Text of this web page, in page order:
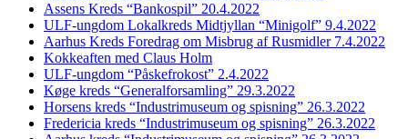
Assens Kreds “Bankospil” 20.4.2022
ULF-ungdom Lokalkreds Midtjyllan “Minigolf” 9.4.2022
Aarhus Kreds Foredrag om Misbrug af Rusmidler 7.4.2022
Kokkeaften med Claus Holm
ULF-ungdom “Påskefrokost” 2.4.2022
Køge kreds “Generalforsamling” 29.3.2022
Horsens kreds “Industrimuseum og spisning” 26.3.2022
Fredericia kreds “Industrimuseum og spisning” 26.3.2022